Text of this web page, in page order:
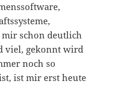
mir schon deutlich
viel, gekonnt wird
noch so
ist mir erst heute